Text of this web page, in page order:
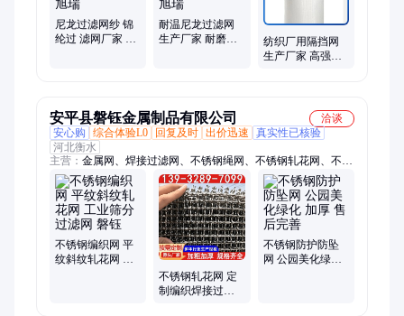
尼龙过滤网纱 锦
纶过 滤网厂家 进
耐温尼龙过滤网
生产厂家 耐磨损
纺织厂用隔挡网
生产厂家 高强耐
安平县磐钰金属制品有限公司
洽谈
安心购
综合体验L0 回复及时 出价迅速
真实性已核验
河北衡水
主营： 金属网、焊接过滤网、不锈钢绳网、不锈钢轧花网、不锈
钢编织网、不锈钢防坠网、矿用黑钢编织网、工业筛分过滤网、
金属防坠安全网、不锈钢钢丝绳网、高空防坠落绳网
不锈钢编织网 平
纹斜纹轧花网 工
不锈钢轧花网 定
制编织焊接过滤
不锈钢防护防坠
网 公园美化绿化